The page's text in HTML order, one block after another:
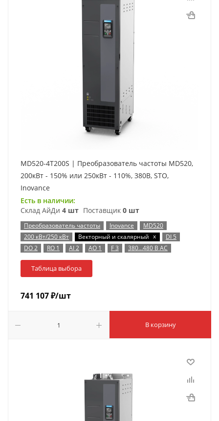
MD520-4T200S | Преобразователь частоты MD520,
200кВт - 150% или 250кВт - 110%, 380В, STO,
Inovance
Есть в наличии:
Склад АйДи 4 шт Поставщик 0 шт
Преобразователь частоты Inovance
MD520
200 кВт/250 кВт
Векторный и скалярный x
DI 5
DO 2
RO 1 AI 2 AO 1 F 3 380…480 В AC
Таблица выбора
741 107₽/шт
В корзину